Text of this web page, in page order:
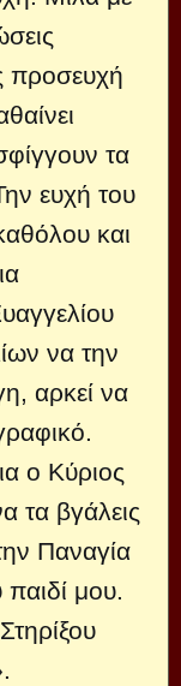
προσευχή
τα
ευχή του
και
να την
αρκεί να
ο Κύριος
τα βγάλεις
Παναγία
μου.